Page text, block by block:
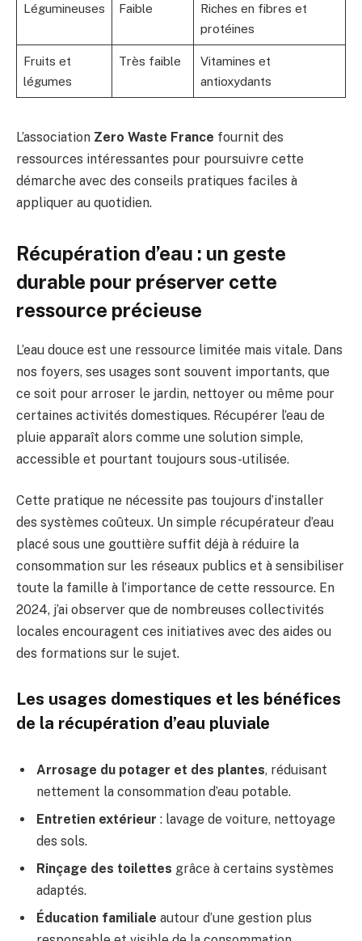
Légumineuses Faible
Riches en fibres et
protéines
Fruits et
légumes
Très faible
Vitamines et
antioxydants
L’association Zero Waste France fournit des
ressources intéressantes pour poursuivre cette
démarche avec des conseils pratiques faciles à
appliquer au quotidien.
Récupération d’eau : un geste
durable pour préserver cette
ressource précieuse
L’eau douce est une ressource limitée mais vitale. Dans
nos foyers, ses usages sont souvent importants, que
ce soit pour arroser le jardin, nettoyer ou même pour
certaines activités domestiques. Récupérer l’eau de
pluie apparaît alors comme une solution simple,
accessible et pourtant toujours sous-utilisée.
Cette pratique ne nécessite pas toujours d’installer
des systèmes coûteux. Un simple récupérateur d’eau
placé sous une gouttière suffit déjà à réduire la
consommation sur les réseaux publics et à sensibiliser
toute la famille à l’importance de cette ressource. En
2024, j’ai observer que de nombreuses collectivités
locales encouragent ces initiatives avec des aides ou
des formations sur le sujet.
Les usages domestiques et les bénéfices
de la récupération d’eau pluviale
Arrosage du potager et des plantes, réduisant
nettement la consommation d’eau potable.
Entretien extérieur : lavage de voiture, nettoyage
des sols.
Rinçage des toilettes grâce à certains systèmes
adaptés.
Éducation familiale autour d’une gestion plus